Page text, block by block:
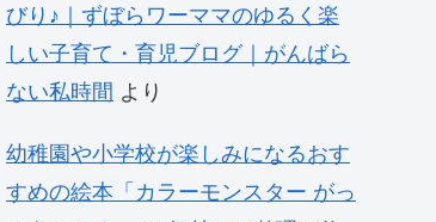
びり♪｜ずぼらワーママのゆるく楽
しい子育て・育児ブログ｜がんばら
ない私時間 より
幼稚園や小学校が楽しみになるおす
すめの絵本「カラーモンスター がっ